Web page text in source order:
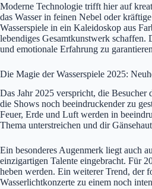
Moderne Technologie trifft hier auf
das Wasser in feinen Nebel oder
Wasserspiele in ein Kaleidoskop aus
lebendiges Gesamtkunstwerk
und emotionale Erfahrung zu
Die Magie der Wasserspiele 2025:
Das Jahr 2025 verspricht, die Besucher
die Shows noch beeindruckender zu
Feuer, Erde und Luft werden in
Thema unterstreichen und dir
Ein besonderes Augenmerk liegt auch
einzigartigen Talente eingebracht. Für
heben werden. Ein weiterer Trend, der
Wasserlichtkonzerte zu einem noch